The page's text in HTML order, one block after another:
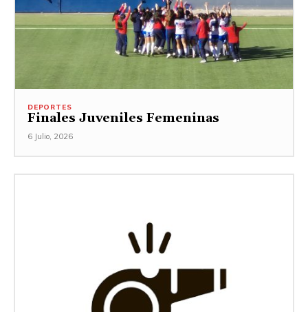
DEPORTES
Finales Juveniles Femeninas
6 Julio, 2026